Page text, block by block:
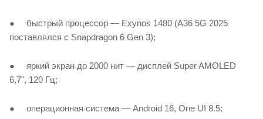
● быстрый процессор — Exynos 1480 (A36 5G 2025
поставлялся с Snapdragon 6 Gen 3);
● яркий экран до 2000 нит — дисплей Super AMOLED
6,7", 120 Гц;
● операционная система — Android 16, One UI 8.5;